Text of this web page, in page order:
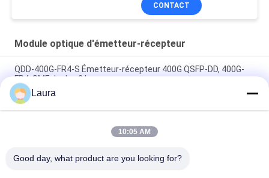
CONTACT
Module optique d'émetteur-récepteur
QDD-400G-FR4-S Émetteur-récepteur 400G QSFP-DD, 400G-
FR4, SMF duplex 2 km
Transcepteur QDD-400G-DR4-S 400G QSFP-DD, 400G-DR4,
SMF duplex de 500m
Transcepteur QDD-400G-LR4-S 400G QSFP-DD, 400G-LR4, SMF
Laura
10:05 AM
Good day, what product are you looking for?